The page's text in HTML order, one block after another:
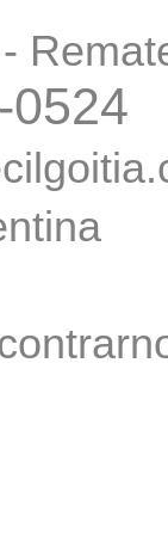
0524